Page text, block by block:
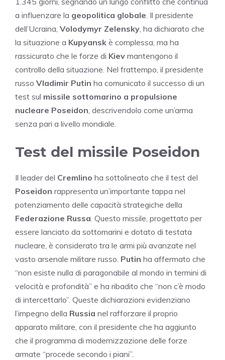
a influenzare la geopolitica globale. Il presidente
dell’Ucraina, Volodymyr Zelensky, ha dichiarato che
la situazione a Kupyansk è complessa, ma ha
rassicurato che le forze di Kiev mantengono il
controllo della situazione. Nel frattempo, il presidente
russo Vladimir Putin ha comunicato il successo di un
test sul missile sottomarino a propulsione
nucleare Poseidon, descrivendolo come un’arma
senza pari a livello mondiale.
Test del missile Poseidon
Il leader del Cremlino ha sottolineato che il test del
Poseidon rappresenta un’importante tappa nel
potenziamento delle capacità strategiche della
Federazione Russa. Questo missile, progettato per
essere lanciato da sottomarini e dotato di testata
nucleare, è considerato tra le armi più avanzate nel
vasto arsenale militare russo. Putin ha affermato che
“non esiste nulla di paragonabile al mondo in termini di
velocità e profondità” e ha ribadito che “non c’è modo
di intercettarlo”. Queste dichiarazioni evidenziano
l’impegno della Russia nel rafforzare il proprio
apparato militare, con il presidente che ha aggiunto
che il programma di modernizzazione delle forze
armate “procede secondo i piani”.